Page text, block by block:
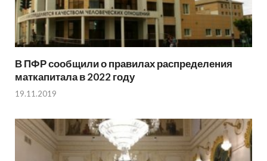
В ПФР сообщили о правилах распределения
маткапитала в 2022 году
19.11.2019